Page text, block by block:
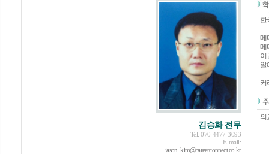
김승화 전무
Tel: 070-4477-3093
E-mail:
jason_kim@careerconnect.co.kr
한
메
메
이
알
커
의